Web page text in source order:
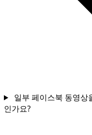
일부 페이스북 동영상
인가요?